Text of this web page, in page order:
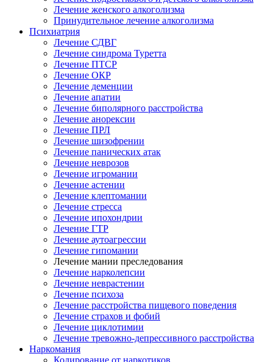
Лечение женского алкоголизма
Принудительное лечение алкоголизма
Психиатрия
Лечение СДВГ
Лечение синдрома Туретта
Лечение ПТСР
Лечение ОКР
Лечение деменции
Лечение апатии
Лечение биполярного расстройства
Лечение анорексии
Лечение ПРЛ
Лечение шизофрении
Лечение панических атак
Лечение неврозов
Лечение игромании
Лечение астении
Лечение клептомании
Лечение стресса
Лечение ипохондрии
Лечение ГТР
Лечение аутоагрессии
Лечение гипомании
Лечение мании преследования
Лечение нарколепсии
Лечение неврастении
Лечение психоза
Лечение расстройства пищевого поведения
Лечение страхов и фобий
Лечение циклотимии
Лечение тревожно-депрессивного расстройства
Наркомания
Кодирование от наркотиков